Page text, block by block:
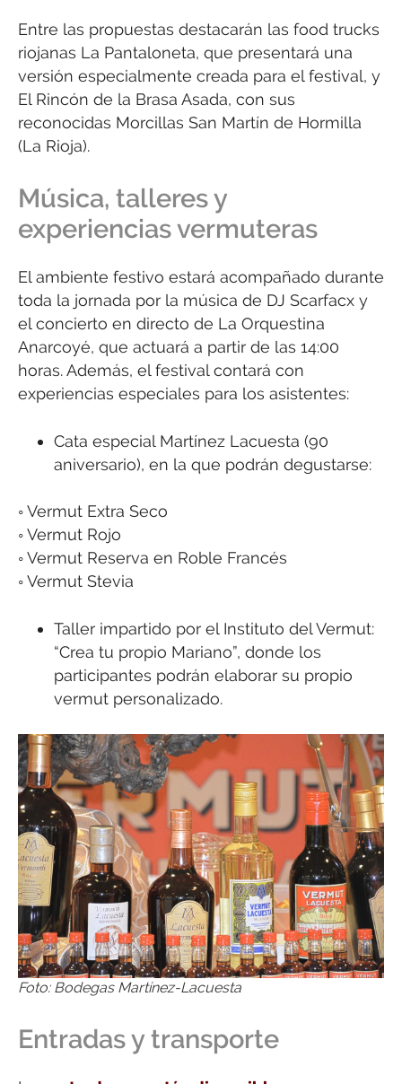
Entre las propuestas destacarán las food trucks
riojanas La Pantaloneta, que presentará una
versión especialmente creada para el festival, y
El Rincón de la Brasa Asada, con sus
reconocidas Morcillas San Martín de Hormilla
(La Rioja).
Música, talleres y
experiencias vermuteras
El ambiente festivo estará acompañado durante
toda la jornada por la música de DJ Scarfacx y
el concierto en directo de La Orquestina
Anarcoyé, que actuará a partir de las 14:00
horas. Además, el festival contará con
experiencias especiales para los asistentes:
Cata especial Martínez Lacuesta (90
aniversario), en la que podrán degustarse:
◦ Vermut Extra Seco
◦ Vermut Rojo
◦ Vermut Reserva en Roble Francés
◦ Vermut Stevia
Taller impartido por el Instituto del Vermut:
“Crea tu propio Mariano”, donde los
participantes podrán elaborar su propio
vermut personalizado.
Foto: Bodegas Martínez-Lacuesta
Entradas y transporte